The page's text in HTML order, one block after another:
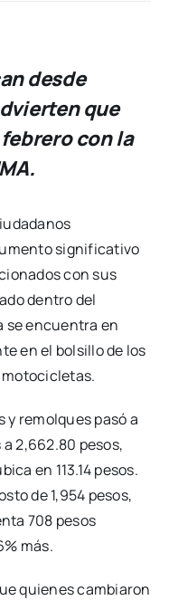
desde
que
con la
significativo
con sus
dentro del
se encuentra en
en el bolsillo de los
y remolques pasó a
2,662.80 pesos,
en 113.14 pesos.
de 1,954 pesos,
708 pesos
más.
quienes cambiaron